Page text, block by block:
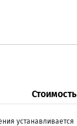
Стоимость
устанавливается